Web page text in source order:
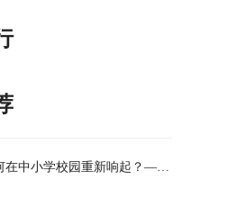
千年弦歌，如何在中小学校园重新响起？——湖南首届中小学书院制建设研讨会观察